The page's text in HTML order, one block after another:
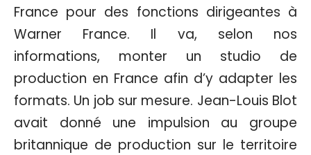
France pour des fonctions dirigeantes à
Warner France. Il va, selon nos
informations, monter un studio de
production en France afin d’y adapter les
formats. Un job sur mesure. Jean-Louis Blot
avait donné une impulsion au groupe
britannique de production sur le territoire